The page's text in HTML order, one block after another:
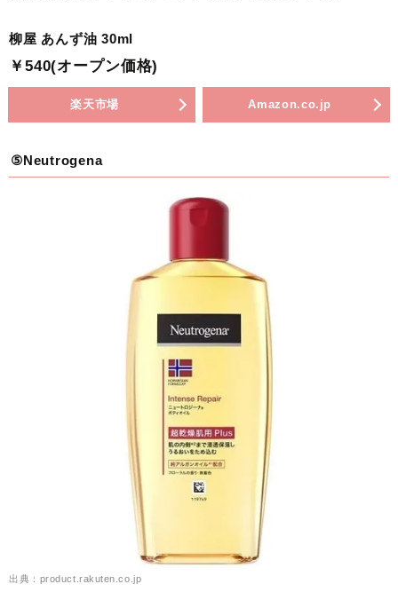
柳屋 あんず油 30ml
￥540(オープン価格)
楽天市場 Amazon.co.jp
⑤Neutrogena
出典：product.rakuten.co.jp